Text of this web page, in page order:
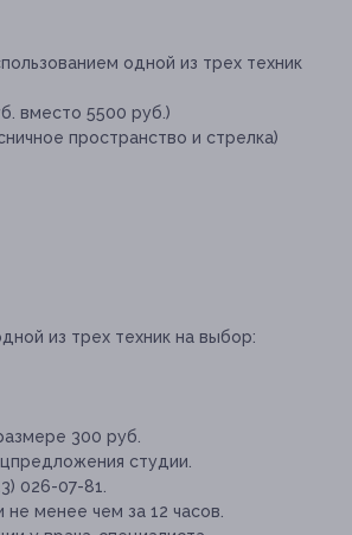
одной из трех техник
вместо 5500 руб.)
пространство и стрелка)
из трех техник на выбор:
300 руб.
студии.
026-07-81.
менее чем за 12 часов.